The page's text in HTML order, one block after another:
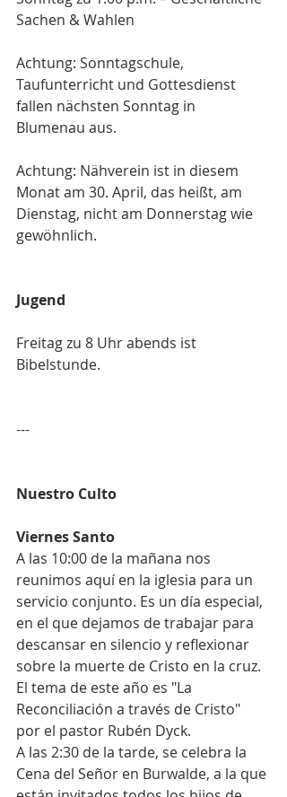
Sachen & Wahlen
Achtung: Sonntagschule,
Taufunterricht und Gottesdienst
fallen nächsten Sonntag in
Blumenau aus.
Achtung: Nähverein ist in diesem
Monat am 30. April, das heißt, am
Dienstag, nicht am Donnerstag wie
gewöhnlich.
Jugend
Freitag zu 8 Uhr abends ist
Bibelstunde.
---
Nuestro Culto
Viernes Santo
A las 10:00 de la mañana nos
reunimos aquí en la iglesia para un
servicio conjunto. Es un día especial,
en el que dejamos de trabajar para
descansar en silencio y reflexionar
sobre la muerte de Cristo en la cruz.
El tema de este año es "La
Reconciliación a través de Cristo"
por el pastor Rubén Dyck.
A las 2:30 de la tarde, se celebra la
Cena del Señor en Burwalde, a la que